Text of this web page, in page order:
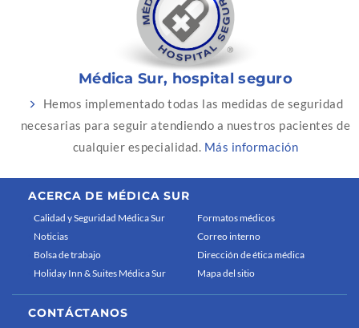
Médica Sur, hospital seguro
Hemos implementado todas las medidas de seguridad
necesarias para seguir atendiendo a nuestros pacientes de
cualquier especialidad. Más información
ACERCA DE MÉDICA SUR
Calidad y Seguridad Médica Sur
Noticias
Bolsa de trabajo
Holiday Inn & Suites Médica Sur
Formatos médicos
Correo interno
Dirección de ética médica
Mapa del sitio
CONTÁCTANOS